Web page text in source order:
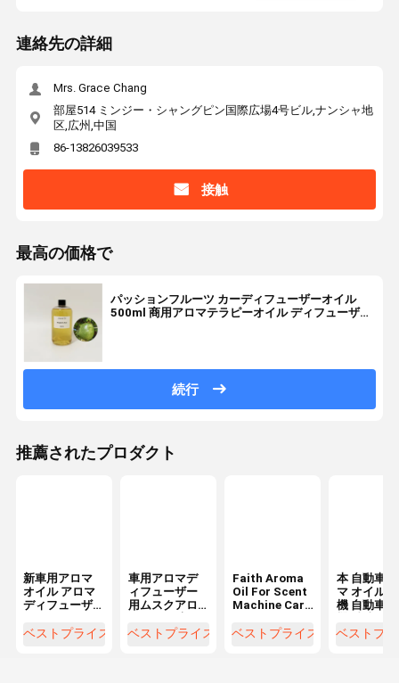
連絡先の詳細
Mrs. Grace Chang
部屋514 ミンジー・シャングピン国際広場4号ビル,ナンシャ地
区,広州,中国
86-13826039533
接触
最高の価格で
パッションフルーツ カーディフューザーオイル
500ml 商用アロマテラピーオイル ディフューザー
続行
推薦されたプロダクト
新車用アロマ
オイル アロマ
ディフューザ
ベストプライス
車用アロマデ
ィフューザー
用ムスクアロ
長持ちする香
ベストプライス
Faith Aroma
Oil For Scent
Machine Car
Diffuser
ベストプライス
本 自動車
マ オイル
機 自動車
ベストプ